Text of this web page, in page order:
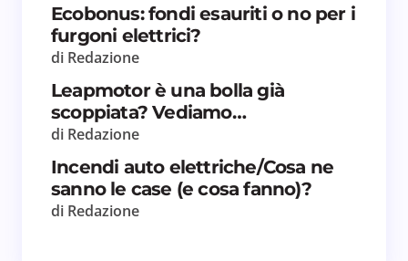
Ecobonus: fondi esauriti o no per i
furgoni elettrici?
di Redazione
Leapmotor è una bolla già
scoppiata? Vediamo…
di Redazione
Incendi auto elettriche/Cosa ne
sanno le case (e cosa fanno)?
di Redazione